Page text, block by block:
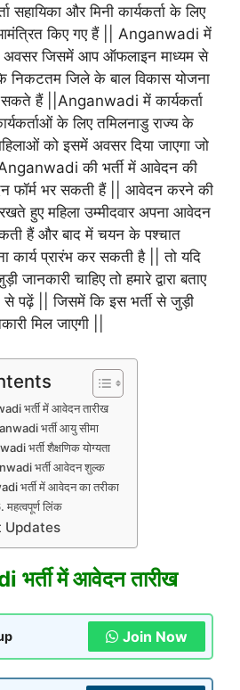
सहायिका और मिनी कार्यकर्ता के लिए
किए गए हैं || Anganwadi में
अवसर जिसमें आप ऑफलाइन माध्यम से
निकटतम जिले के बाल विकास योजना
सकते हैं ||Anganwadi में कार्यकर्ता
के लिए तमिलनाडु राज्य के
को इसमें अवसर दिया जाएगा जो
Anganwadi की भर्ती में आवेदन की
फॉर्म भर सकती हैं || आवेदन करने की
हुए महिला उम्मीदवार अपना आवेदन
हैं और बाद में चयन के पश्चात
प्रारंभ कर सकती है || तो यदि
चाहिए तो हमारे द्वारा बताए
पढ़ें || जिसमें कि इस भर्ती से जुड़ी
मिल जाएगी ||
भर्ती में आवेदन तारीख
भर्ती आयु सीमा
भर्ती शैक्षणिक योग्यता
भर्ती आवेदन शुल्क
भर्ती में आवेदन का तरीका
महत्वपूर्ण लिंक
Updates
में आवेदन तारीख
Join Now